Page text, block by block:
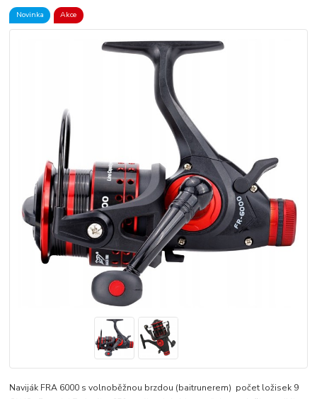
Novinka Akce
Naviják FRA 6000 s volnoběžnou brzdou (baitrunerem) počet ložisek 9